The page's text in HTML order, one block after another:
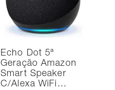
Echo Dot 5ª
Geração Amazon
Smart Speaker
C/Alexa WiFi…